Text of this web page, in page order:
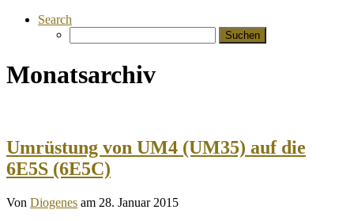
Search
nach:
Monatsarchiv
Umrüstung von UM4 (UM35) auf die
6E5S (6E5C)
Von Diogenes am 28. Januar 2015